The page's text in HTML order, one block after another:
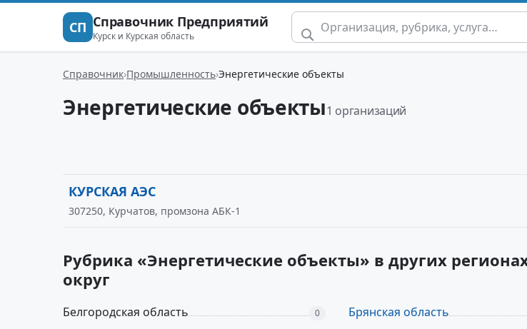
СП Справочник Предприятий
Курск и Курская область
Справочник Промышленность Энергетические объекты
Энергетические объекты1 организаций
КУРСКАЯ АЭС
307250, Курчатов, промзона АБК-1
Рубрика «Энергетические объекты» в других
округ
Белгородская область 0 Брянская область